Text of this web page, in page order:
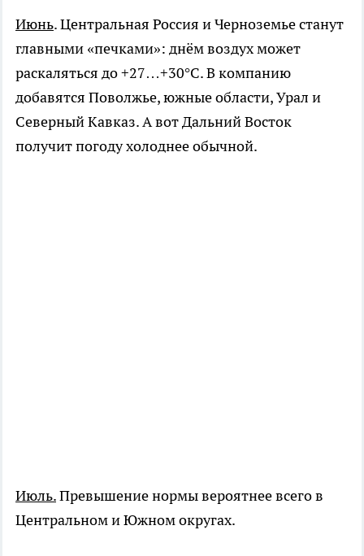
Июнь. Центральная Россия и Черноземье станут
главными «печками»: днём воздух может
раскаляться до +27…+30°C. В компанию
добавятся Поволжье, южные области, Урал и
Северный Кавказ. А вот Дальний Восток
получит погоду холоднее обычной.
Июль.Превышение нормы вероятнее всего в
Центральном и Южном округах.